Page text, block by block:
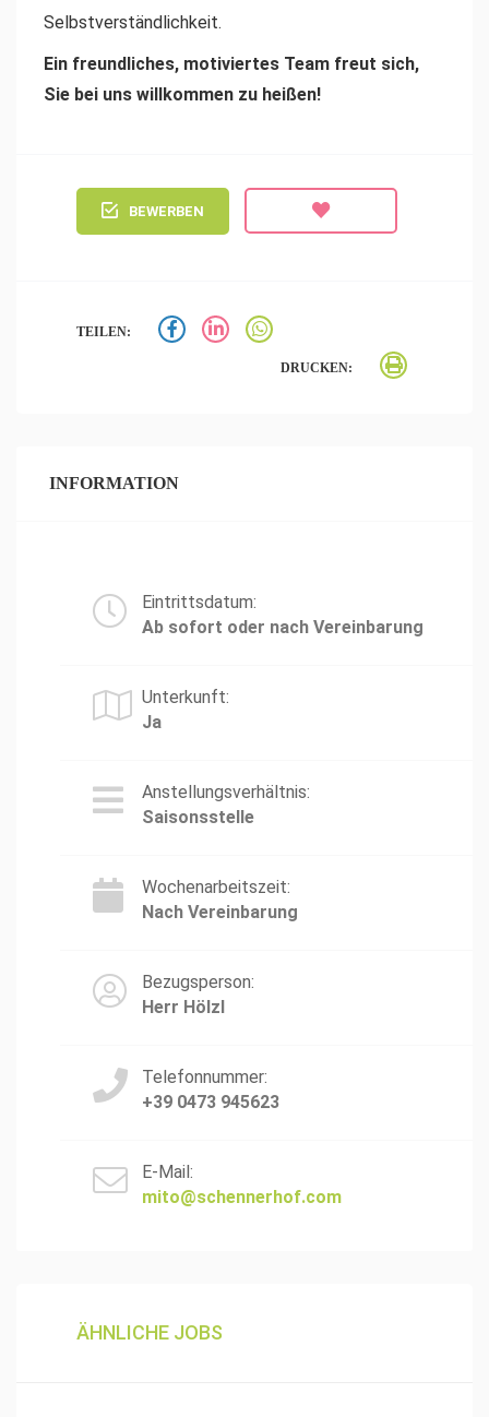
Selbstverständlichkeit.
Ein freundliches, motiviertes Team freut sich,
Sie bei uns willkommen zu heißen!
BEWERBEN
TEILEN:
DRUCKEN:
INFORMATION
Eintrittsdatum:
Ab sofort oder nach Vereinbarung
Unterkunft:
Ja
Anstellungsverhältnis:
Saisonsstelle
Wochenarbeitszeit:
Nach Vereinbarung
Bezugsperson:
Herr Hölzl
Telefonnummer:
+39 0473 945623
E-Mail:
mito@schennerhof.com
ÄHNLICHE JOBS